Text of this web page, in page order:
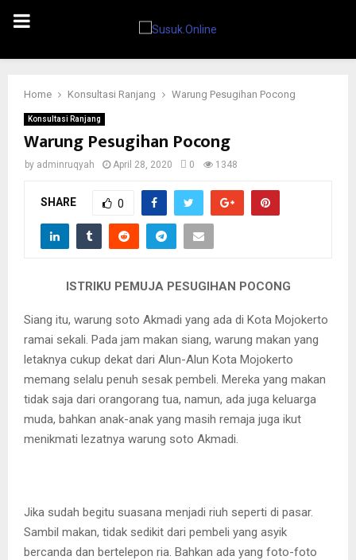
PRIMARY
MENU
Home Konsultasi Ranjang Warung Pesugihan Pocong
Konsultasi Ranjang
Warung Pesugihan Pocong
by adminruqyah April 28, 2020 0 1348
SHARE 0
ISTRIKU PEMUJA PESUGIHAN POCONG
Siang itu, warung soto Akmadi yang ada di Kota Mojokerto
ramai sekali. Pada jam makan siang, warung makan yang
letaknya cukup dekat dari Alun-Alun Kota Mojokerto
memang selalu penuh sesak pembeli. Mereka yang makan
tidak saja dari orangorang tua, namun, ada juga keluarga
muda, bahkan anak-anak yang masih remaja juga ikut
menikmati lezatnya warung soto Akmadi.
Jika sudah begitu suasana menjadi riuh seperti di pasar.
Sambil makan, tidak sedikit dari pembeli yang asyik
bercanda dan bertelepon ria. Bahkan ada yang foto-foto